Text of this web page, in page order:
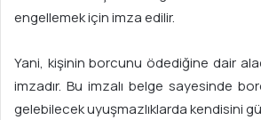
engellemek için imza edilir.
Yani, kişinin borcunu ödediğine dair
imzadır. Bu imzalı belge sayesinde
gelebilecek uyuşmazlıklarda kendisini